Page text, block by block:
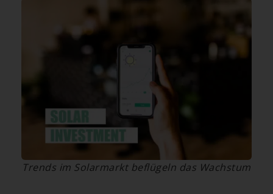
Trends im Solarmarkt beflügeln das Wachstum